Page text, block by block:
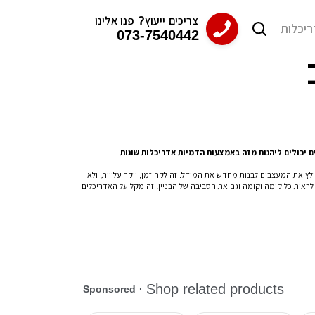
09/
31/
09/
31/
09/
31/
09/
31/
09/
31/
צריכים ייעוץ? פנו אלינו
073-7540442
ליהנות מזה באמצעות הדמיות אדריכלות שונות
את המעצבים לבנות מחדש את המודל. זה לקח זמן, ייקר עלויות, ולא
כל קומה וקומה וגם את הסביבה של הבניין. זה מקל על האדריכלים
שאלות, וליצור קשר באמצעות טופס הפנייה עם משרדי הדמייה